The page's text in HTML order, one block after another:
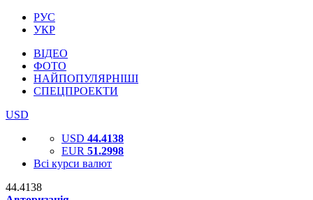
РУС
УКР
ВІДЕО
ФОТО
НАЙПОПУЛЯРНІШІ
СПЕЦПРОЕКТИ
USD
USD 44.4138
EUR 51.2998
Всі курси валют
44.4138